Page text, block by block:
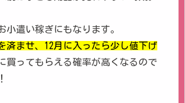
小遣い稼ぎにもなります。
済ませ、12月に入ったら少し値下げ
買ってもらえる確率が高くなるので